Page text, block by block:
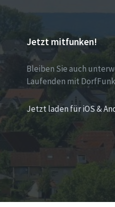
Jetzt mitfunken!
Bleiben Sie auch
Laufenden mit
Jetzt laden für iOS &